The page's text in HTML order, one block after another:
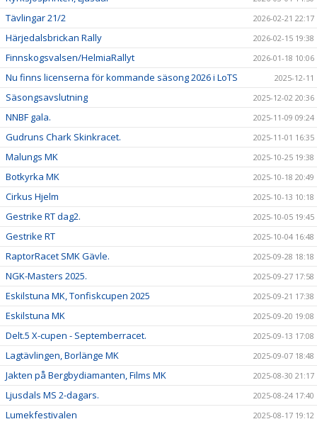
Tävlingar 21/2 2026-02-21 22:17
Härjedalsbrickan Rally 2026-02-15 19:38
Finnskogsvalsen/HelmiaRallyt 2026-01-18 10:06
Nu finns licenserna för kommande säsong 2026 i LoTS 2025-12-11
Säsongsavslutning 2025-12-02 20:36
NNBF gala. 2025-11-09 09:24
Gudruns Chark Skinkracet. 2025-11-01 16:35
Malungs MK 2025-10-25 19:38
Botkyrka MK 2025-10-18 20:49
Cirkus Hjelm 2025-10-13 10:18
Gestrike RT dag2. 2025-10-05 19:45
Gestrike RT 2025-10-04 16:48
RaptorRacet SMK Gävle. 2025-09-28 18:18
NGK-Masters 2025. 2025-09-27 17:58
Eskilstuna MK, Tonfiskcupen 2025 2025-09-21 17:38
Eskilstuna MK 2025-09-20 19:08
Delt.5 X-cupen - Septemberracet. 2025-09-13 17:08
Lagtävlingen, Borlänge MK 2025-09-07 18:48
Jakten på Bergbydiamanten, Films MK 2025-08-30 21:17
Ljusdals MS 2-dagars. 2025-08-24 17:40
Lumekfestivalen 2025-08-17 19:12